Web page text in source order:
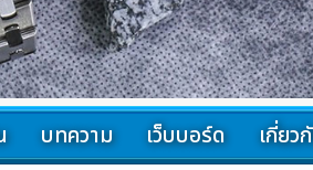
บทความ เว็บบอร์ด เกี่ยว